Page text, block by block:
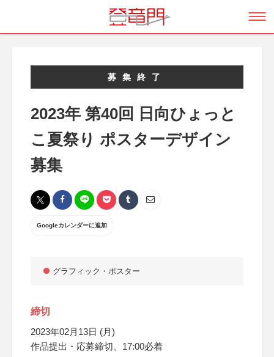
募集終了
2023年 第40回 日向ひょっと
こ夏祭り ポスターデザイン
募集
Googleカレンダーに追加
グラフィック・ポスター
締切
2023年02月13日 (月)
作品提出・応募締切、17:00必着